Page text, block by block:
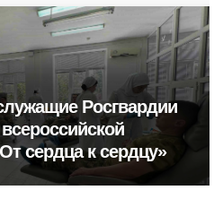
Росгвардии
сердца к сердцу»